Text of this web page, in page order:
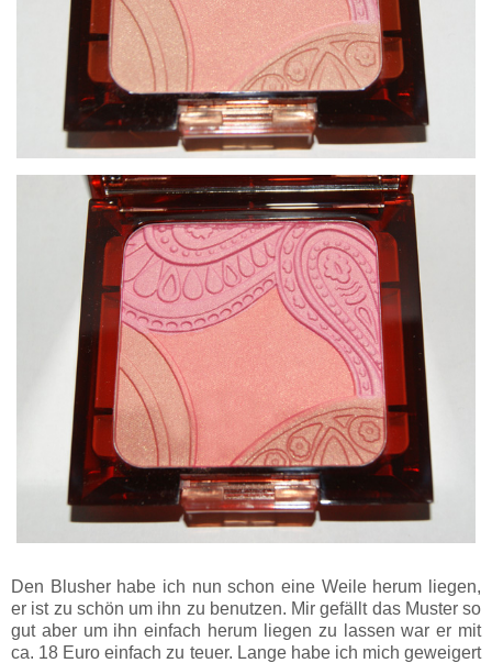
Den Blusher habe ich nun schon eine Weile herum liegen,
er ist zu schön um ihn zu benutzen. Mir gefällt das Muster so
gut aber um ihn einfach herum liegen zu lassen war er mit
ca. 18 Euro einfach zu teuer. Lange habe ich mich geweigert